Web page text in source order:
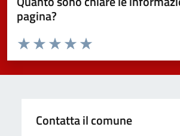
pagina?
Valuta da 1 a 5 stelle la pagina
Valuta 5 stelle su 5
Valuta 4 stelle su 5
Valuta 3 stelle su 5
Valuta 2 stelle su 5
Valuta 1 stelle su 5
Contatta il comune